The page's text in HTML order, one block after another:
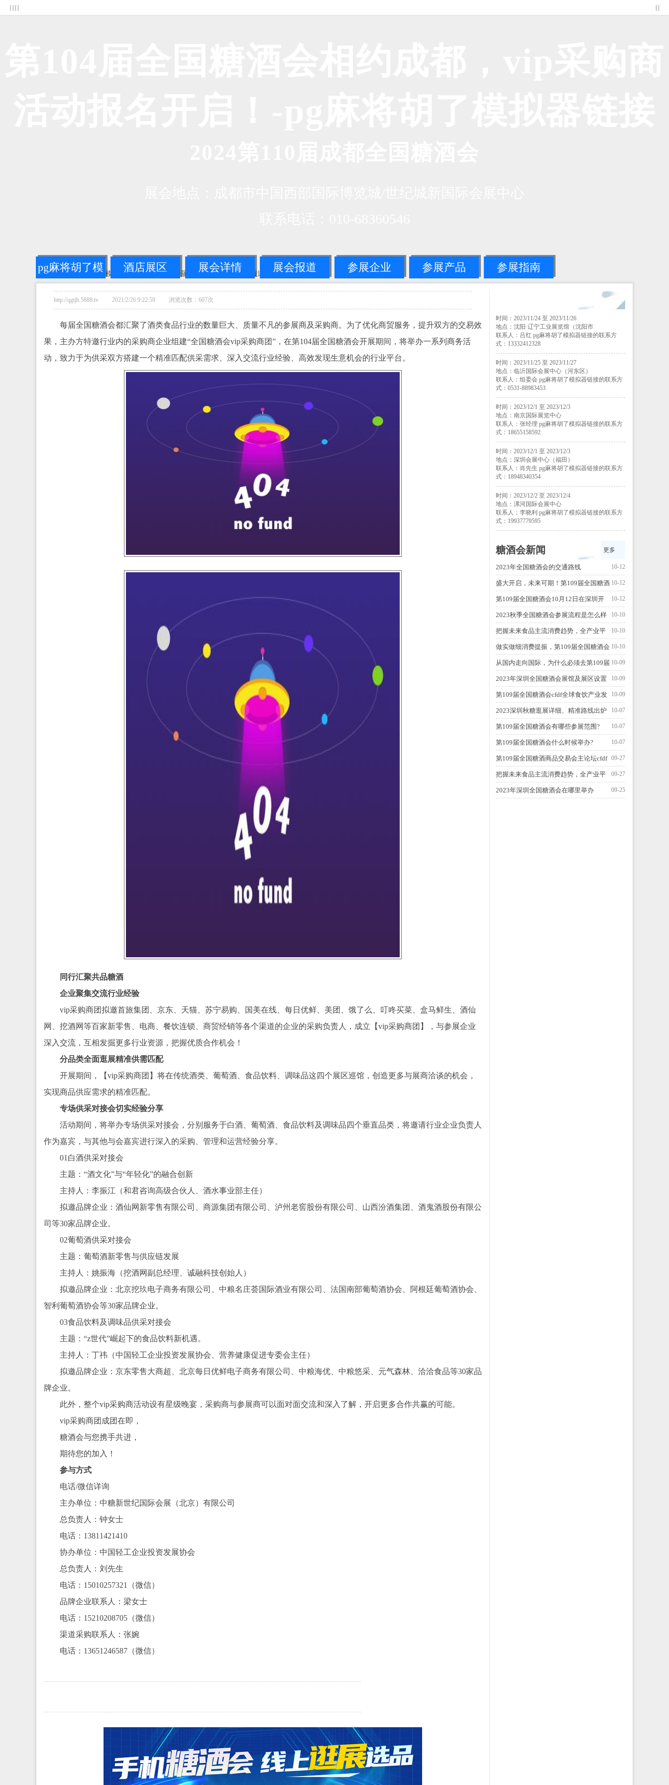
pg麻将胡了模
拟器链接
酒店展区 展会详情 展会报道 参展企业 参展产品 参展指南
您的位置： pg麻将胡了模拟器链接-->2024第110届成都全国糖酒会展会报道 -->正文
http://qgtjh.5888.tv 2021/2/26 9:22:59 浏览次数：607次
每届全国糖酒会都汇聚了酒类食品行业的数量巨大、质量不凡的参展商及采购商。为了优化商贸服务，提升双方的交易效
果，主办方特邀行业内的采购商企业组建“全国糖酒会vip采购商团”，在第104届全国糖酒会开展期间，将举办一系列商务活
动，致力于为供采双方搭建一个精准匹配供采需求、深入交流行业经验、高效发现生意机会的行业平台。
同行汇聚共品糖酒
企业聚集交流行业经验
vip采购商团拟邀首旅集团、京东、天猫、苏宁易购、国美在线、每日优鲜、美团、饿了么、叮咚买菜、盒马鲜生、酒仙
网、挖酒网等百家新零售、电商、餐饮连锁、商贸经销等各个渠道的企业的采购负责人，成立【vip采购商团】，与参展企业
深入交流，互相发掘更多行业资源，把握优质合作机会！
分品类全面逛展精准供需匹配
开展期间，【vip采购商团】将在传统酒类、葡萄酒、食品饮料、调味品这四个展区巡馆，创造更多与展商洽谈的机会，
实现商品供应需求的精准匹配。
专场供采对接会切实经验分享
活动期间，将举办专场供采对接会，分别服务于白酒、葡萄酒、食品饮料及调味品四个垂直品类，将邀请行业企业负责人
作为嘉宾，与其他与会嘉宾进行深入的采购、管理和运营经验分享。
01白酒供采对接会
主题：“酒文化”与“年轻化”的融合创新
主持人：李振江（和君咨询高级合伙人、酒水事业部主任）
拟邀品牌企业：酒仙网新零售有限公司、商源集团有限公司、泸州老窖股份有限公司、山西汾酒集团、酒鬼酒股份有限公
司等30家品牌企业。
02葡萄酒供采对接会
主题：葡萄酒新零售与供应链发展
主持人：姚振海（挖酒网副总经理、诚融科技创始人）
拟邀品牌企业：北京挖玖电子商务有限公司、中粮名庄荟国际酒业有限公司、法国南部葡萄酒协会、阿根廷葡萄酒协会、
智利葡萄酒协会等30家品牌企业。
03食品饮料及调味品供采对接会
主题：“z世代”崛起下的食品饮料新机遇。
主持人：丁祎（中国轻工企业投资发展协会、营养健康促进专委会主任）
拟邀品牌企业：京东零售大商超、北京每日优鲜电子商务有限公司、中粮海优、中粮悠采、元气森林、洽洽食品等30家品
牌企业。
此外，整个vip采购商活动设有星级晚宴，采购商与参展商可以面对面交流和深入了解，开启更多合作共赢的可能。
vip采购商团成团在即，
糖酒会与您携手共进，
期待您的加入！
参与方式
电话/微信详询
主办单位：中糖新世纪国际会展（北京）有限公司
总负责人：钟女士
电话：13811421410
协办单位：中国轻工企业投资发展协会
总负责人：刘先生
电话：15010257321（微信）
品牌企业联系人：梁女士
电话：15210208705（微信）
渠道采购联系人：张婉
电话：13651246587（微信）
时间：2023/11/24 至 2023/11/26
地点：沈阳·辽宁工业展览馆（沈阳市
联系人：吕红 pg麻将胡了模拟器链接的联系方
式：13332412328
时间：2023/11/25 至 2023/11/27
地点：临沂国际会展中心（河东区）
联系人：组委会 pg麻将胡了模拟器链接的联系方
式：0531-88983453
时间：2023/12/1 至 2023/12/3
地点：南京国际展览中心
联系人：张经理 pg麻将胡了模拟器链接的联系方
式：18655158592
时间：2023/12/1 至 2023/12/3
地点：深圳会展中心（福田）
联系人：肖先生 pg麻将胡了模拟器链接的联系方
式：18948340354
时间：2023/12/2 至 2023/12/4
地点：漯河国际会展中心
联系人：李晓利 pg麻将胡了模拟器链接的联系方
式：19937779595
糖酒会新闻 更多
10-12
2023年全国糖酒会的交通路线
10-12
盛大开启，未来可期！第109届全国糖酒
会，惊喜升级！ 10-12
第109届全国糖酒会10月12日在深圳开
幕！ 10-10
2023秋季全国糖酒会参展流程是怎么样
的？ 10-10
把握未来食品主流消费趋势，全产业平
台赋能实现多方共赢 10-10
做实做细消费提振，第109届全国糖酒会
积极推进“以展兴业” 10-09
从国内走向国际，为什么必须去第109届
全国糖酒会？ 10-09
2023年深圳全国糖酒会展馆及展区设置
10-09
第109届全国糖酒会cfdf全球食饮产业发
展峰会 10-07
2023深圳秋糖逛展详细、精准路线出炉
啦！ 10-07
第109届全国糖酒会有哪些参展范围?
10-07
第109届全国糖酒会什么时候举办?
09-27
第109届全国糖酒商品交易会主论坛cfdf
全球食饮产业发展峰会 09-27
把握未来食品主流消费趋势，全产业平
台赋能实现多方共赢 09-25
2023年深圳全国糖酒会在哪里举办